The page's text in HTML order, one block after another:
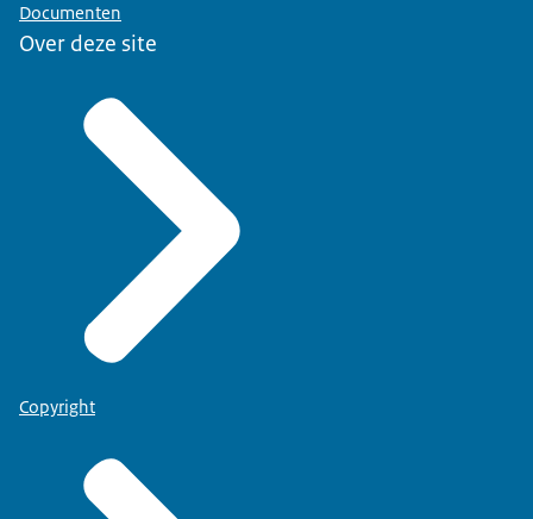
Documenten
Over deze site
Copyright